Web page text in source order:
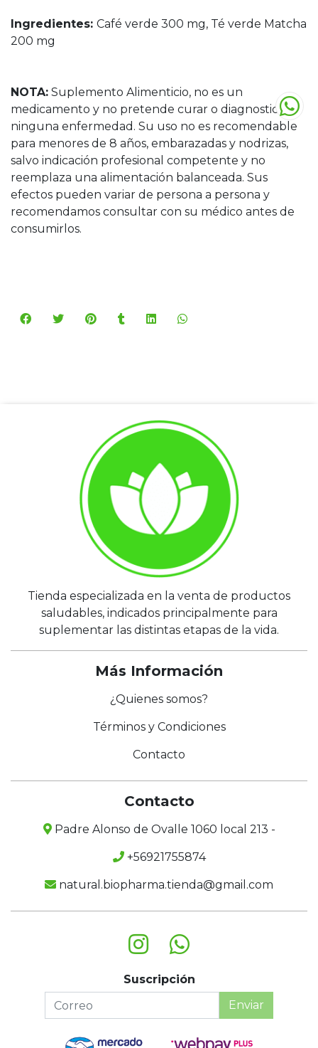
Ingredientes: Café verde 300 mg, Té verde Matcha
200 mg
NOTA: Suplemento Alimenticio, no es un
medicamento y no pretende curar o diagnosticar
ninguna enfermedad. Su uso no es recomendable
para menores de 8 años, embarazadas y nodrizas,
salvo indicación profesional competente y no
reemplaza una alimentación balanceada. Sus
efectos pueden variar de persona a persona y
recomendamos consultar con su médico antes de
consumirlos.
Tienda especializada en la venta de productos
saludables, indicados principalmente para
suplementar las distintas etapas de la vida.
Más Información
¿Quienes somos?
Términos y Condiciones
Contacto
Contacto
Padre Alonso de Ovalle 1060 local 213 -
+56921755874
natural.biopharma.tienda@gmail.com
Suscripción
Enviar